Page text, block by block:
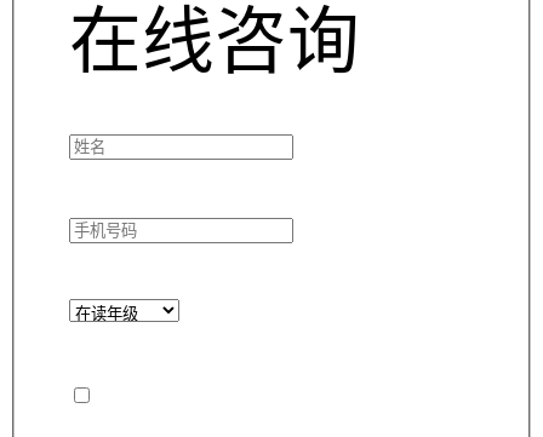
在线咨询